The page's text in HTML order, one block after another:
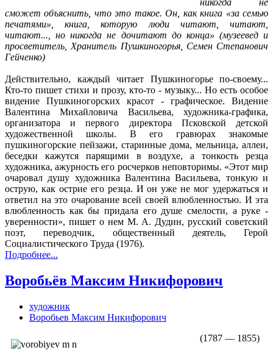
никогда не
сможет объяснить, что это такое. Он, как книга «за семью
печатями», книга, которую люди читают, читают,
читают..., но никогда не дочитают до конца» (музеевед и
просветитель, Хранитель Пушкиногорья, Семен Степанович
Гейченко)
Действительно, каждый читает Пушкиногорье по-своему...
Кто-то пишет стихи и прозу, кто-то - музыку... Но есть особое
видение Пушкиногорских красот - графическое. Видение
Валентина Михайловича Васильева, художника-графика,
организатора и первого директора Псковской детской
художественной школы. В его гравюрах знакомые
пушкиногорские пейзажи, старинные дома, мельница, аллеи,
беседки кажутся парящими в воздухе, а тонкость резца
художника, ажурность его росчерков неповторимы. «Этот мир
очаровал душу художника Валентина Васильева, тонкую и
острую, как острие его резца. И он уже не мог удержаться и
ответил на это очарование всей своей влюбленностью. И эта
влюбленность как бы придала его душе смелости, а руке -
уверенности», пишет о нем М. А. Дудин, русский советский
поэт, переводчик, общественный деятель, Герой
Социалистического Труда (1976).
Подробнее...
Воробьёв Максим Никифорович
художник
Воробьев Максим Никифорович
(1787 — 1855)